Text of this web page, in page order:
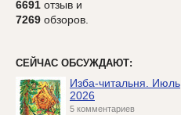
6691 отзыв и
7269 обзоров.
СЕЙЧАС ОБСУЖДАЮТ:
Изба-читальня. Июль
2026
5 комментариев